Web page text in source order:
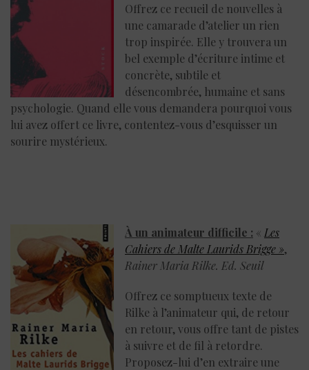
Offrez ce recueil de nouvelles à
une camarade d’atelier un rien
trop inspirée. Elle y trouvera un
bel exemple d’écriture intime et
concrète, subtile et
désencombrée, humaine et sans
psychologie. Quand elle vous demandera pourquoi vous
lui avez offert ce livre, contentez-vous d’esquisser un
sourire mystérieux.
À un animateur difficile : « Les
Cahiers de Malte Laurids Brigge »,
Rainer Maria Rilke. Ed. Seuil
Offrez ce somptueux texte de
Rilke à l’animateur qui, de retour
en retour, vous offre tant de pistes
à suivre et de fil à retordre.
Proposez-lui d’en extraire une